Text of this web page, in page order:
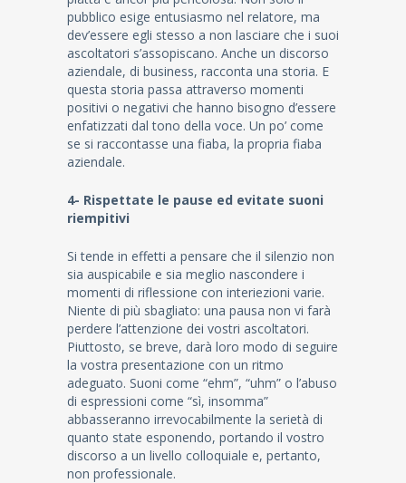
pubblico esige entusiasmo nel relatore, ma
dev’essere egli stesso a non lasciare che i suoi
ascoltatori s’assopiscano. Anche un discorso
aziendale, di business, racconta una storia. E
questa storia passa attraverso momenti
positivi o negativi che hanno bisogno d’essere
enfatizzati dal tono della voce. Un po’ come
se si raccontasse una fiaba, la propria fiaba
aziendale.
4- Rispettate le pause ed evitate suoni
riempitivi
Si tende in effetti a pensare che il silenzio non
sia auspicabile e sia meglio nascondere i
momenti di riflessione con interiezioni varie.
Niente di più sbagliato: una pausa non vi farà
perdere l’attenzione dei vostri ascoltatori.
Piuttosto, se breve, darà loro modo di seguire
la vostra presentazione con un ritmo
adeguato. Suoni come “ehm”, “uhm” o l’abuso
di espressioni come “sì, insomma”
abbasseranno irrevocabilmente la serietà di
quanto state esponendo, portando il vostro
discorso a un livello colloquiale e, pertanto,
non professionale.